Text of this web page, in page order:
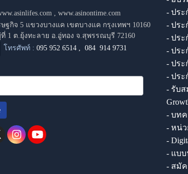
, www.asinontime.com
ฐกิจ 5 แขวงบางแค เขตบางแค กรุงเทพฯ 10160
1 ต.ยุ้งทะลาย อ.อู่ทอง จ.สุพรรณบุรี 72160
โทรศัพท์ : 095 952 6514 ,084 914 9731
- ปร
- ปร
- ปร
- ปร
- ประ
- ประ
- รับ
- บท
- หน่
-
- แบ
- สมั